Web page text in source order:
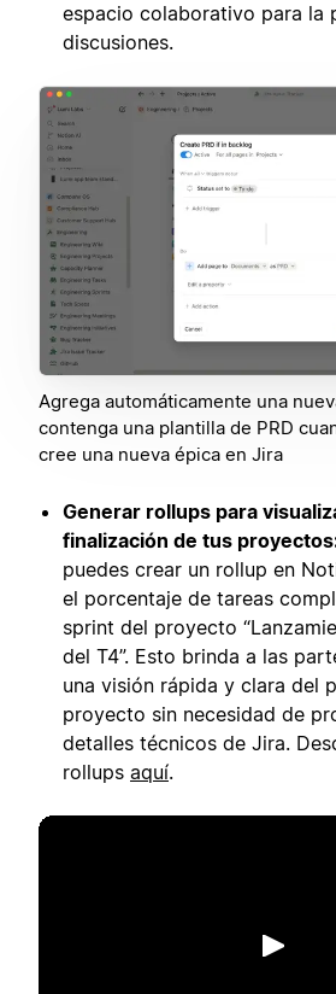
espacio colaborativo para la
discusiones.
Agrega automáticamente una
contenga una plantilla de PRD
cree una nueva épica en Jira
Generar rollups para
finalización de tus
puedes crear un rollup en
el porcentaje de tareas
sprint del proyecto
del T4”. Esto brinda a las
una visión rápida y clara del
proyecto sin necesidad de
detalles técnicos de Jira.
rollups aquí.